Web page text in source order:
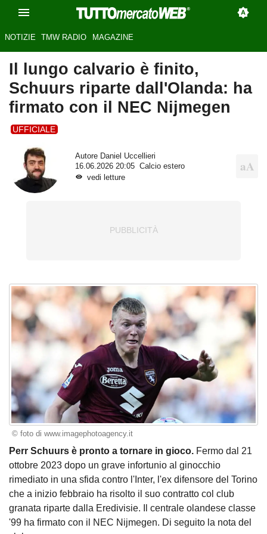
NOTIZIE TMW RADIO MAGAZINE
Il lungo calvario è finito,
Schuurs riparte dall'Olanda: ha
firmato con il NEC Nijmegen
UFFICIALE
Autore Daniel Uccellieri
16.06.2026 20:05
Calcio estero
vedi letture
© foto di www.imagephotoagency.it
Perr Schuurs è pronto a tornare in gioco. Fermo dal 21
ottobre 2023 dopo un grave infortunio al ginocchio
rimediato in una sfida contro l'Inter, l'ex difensore del Torino
che a inizio febbraio ha risolto il suo contratto col club
granata riparte dalla Eredivisie. Il centrale olandese classe
'99 ha firmato con il NEC Nijmegen. Di seguito la nota del